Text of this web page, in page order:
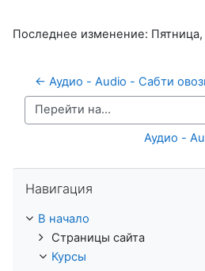
Последнее изменение: Пятница,
← Аудио - Audio - Сабти
Перейти на...
Аудио -
Навигация
В начало
Страницы сайта
Курсы